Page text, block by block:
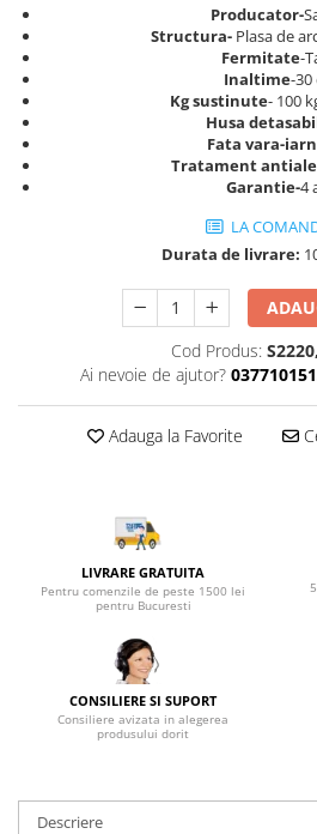
Saltele 160x200
Saltele 180x200
Top saltele
Top saltele 5 cm
Top saltele 10 cm
Top saltele memory 5 cm
Top saltele MemoHR 6.5 cm
Saltele cu plasa de arcuri
Etajere Birou
Dulap birou
Birouri
Scaune pentru birou
Scaune pentru vizitatori
Scaune manager
Scaune pentru bucatarie
Seturi mese si scaune bucatarie
Suporturi si rafturi pantofi
Seturi mobilier hol
Stender haine
Suport pentru umerase
Mobilier gradinita
Mese gradinita
Scaune gradinita
Mobilier copii
Producator-
Structura- Plasa de
Fermitate-
Inaltime-30
Kg sustinute- 100
Husa
Fata vara-
Tratament
Garantie-4
LA
Durata de livrare:
Cod Produs:
Ai nevoie de ajutor?
Adauga la Favorite
LIVRARE GRATUITA
Pentru comenzile de peste 1500 lei
pentru Bucuresti
CONSILIERE SI SUPORT
Consiliere avizata in alegerea
produsului dorit
Descriere